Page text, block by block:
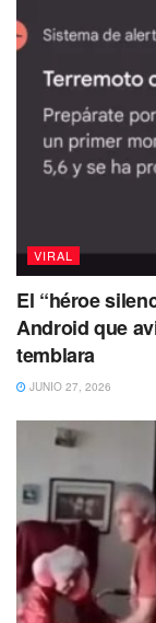
Cómo es
al
Amigos
Está
Ese niño en
historias
Qué postal
Ese niño es
amigo.
Qué cosa
Puedes volver a
VIRAL
El “héroe
Android que
temblara
JUNIO 27, 2026